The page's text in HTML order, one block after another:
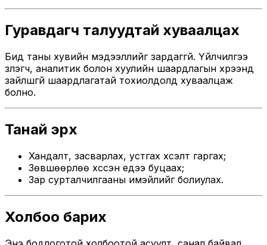
Гуравдагч талуудтай хуваалцах
Бид таны хувийн мэдээллийг зардаггүй. Үйлчилгээ
үзүүлэгч, аналитик болон хуулийн шаардлагын хүрээнд
зайлшгүй шаардлагатай тохиолдолд хуваалцаж
болно.
Танай эрх
Хандалт, засварлах, устгах хүсэлт гаргах;
Зөвшөөрлөө хүссэн үедээ буцаах;
Зар сурталчилгааны имэйлийг болиулах.
Холбоо барих